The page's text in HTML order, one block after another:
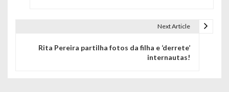
Next Article
Rita Pereira partilha fotos da filha e ‘derrete’
internautas!